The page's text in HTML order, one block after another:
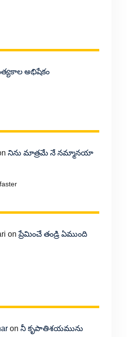
అభిషేకం
నిను మాత్రమే నే నమ్మానయా
onప్రేమించే తండ్రి ఏముంది
on నీ కృపాతిశయమును